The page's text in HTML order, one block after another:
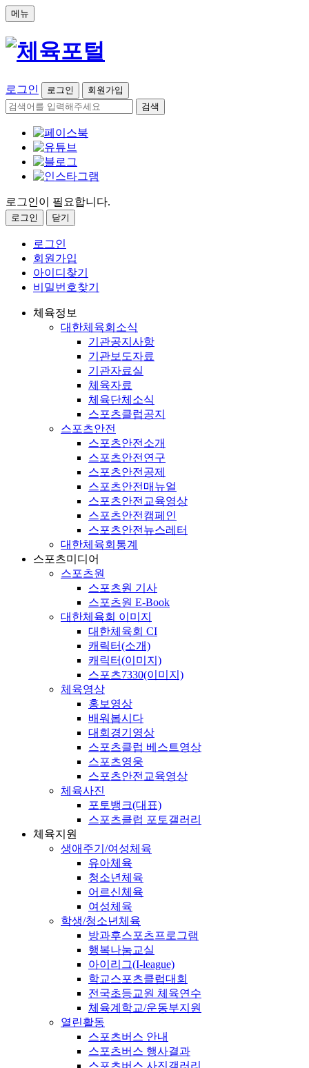
메뉴
로그인 로그인
회원가입
검색
로그인이 필요합니다.
로그인 닫기
로그인
회원가입
아이디찾기
비밀번호찾기
체육정보
대한체육회소식
기관공지사항
기관보도자료
기관자료실
체육자료
체육단체소식
스포츠클럽공지
스포츠안전
스포츠안전소개
스포츠안전연구
스포츠안전공제
스포츠안전매뉴얼
스포츠안전교육영상
스포츠안전캠페인
스포츠안전뉴스레터
대한체육회통계
스포츠미디어
스포츠원
스포츠원 기사
스포츠원 E-Book
대한체육회 이미지
대한체육회 CI
캐릭터(소개)
캐릭터(이미지)
스포츠7330(이미지)
체육영상
홍보영상
배워봅시다
대회경기영상
스포츠클럽 베스트영상
스포츠영웅
스포츠안전교육영상
체육사진
포토뱅크(대표)
스포츠클럽 포토갤러리
체육지원
생애주기/여성체육
유아체육
청소년체육
어르신체육
여성체육
학생/청소년체육
방과후스포츠프로그램
행복나눔교실
아이리그(I-league)
학교스포츠클럽대회
전국초등교원 체육연수
체육계학교/운동부지원
열린활동
스포츠버스 안내
스포츠버스 행사결과
스포츠버스 사진갤러리